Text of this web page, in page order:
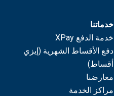
خدماتنا
خدمة الدفع XPay
دفع الأقساط الشهرية (إيزي
أقساط)
معارضنا
مراكز الخدمة